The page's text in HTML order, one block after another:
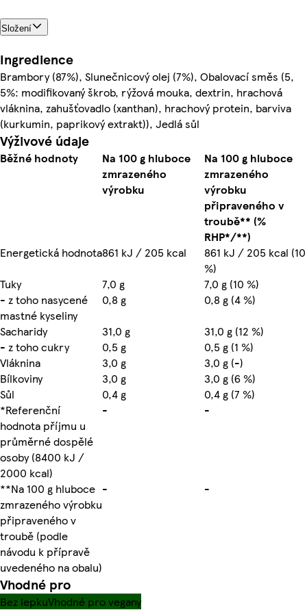
Složení
Ingredience
Brambory (87%), Slunečnicový olej (7%), Obalovací směs (5,
5%: modifikovaný škrob, rýžová mouka, dextrin, hrachová
vláknina, zahušťovadlo (xanthan), hrachový protein, barviva
(kurkumin, paprikový extrakt)), Jedlá sůl
Výživové údaje
Běžné hodnoty
Na 100 g hluboce
zmrazeného
výrobku
Na 100 g hluboce
zmrazeného
výrobku
připraveného v
troubě** (%
RHP*/**)
Energetická hodnota861 kJ / 205 kcal
861 kJ / 205 kcal (10
%)
Tuky
7,0 g
7,0 g (10 %)
- z toho nasycené
mastné kyseliny
0,8 g
0,8 g (4 %)
Sacharidy
31,0 g
31,0 g (12 %)
- z toho cukry
0,5 g
0,5 g (1 %)
Vláknina
3,0 g
3,0 g (-)
Bílkoviny
3,0 g
3,0 g (6 %)
Sůl
0,4 g
0,4 g (7 %)
*Referenční
hodnota příjmu u
průměrné dospělé
osoby (8400 kJ /
2000 kcal)
- -
**Na 100 g hluboce
zmrazeného výrobku
připraveného v
troubě (podle
návodu k přípravě
uvedeného na obalu)
- -
Vhodné pro
Bez lepkuVhodné pro vegany